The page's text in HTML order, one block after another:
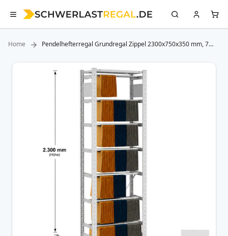
Home
Pendelhefterregal Grundregal Zippel 2300x750x350 mm, 7
Zum